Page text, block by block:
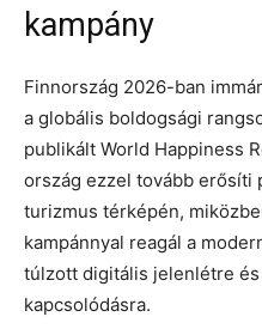
kampány
Finnország 2026-ban
a globális boldogsági
publikált World Happiness
ország ezzel tovább erősíti
turizmus térképén,
kampánnyal reagál a
túlzott digitális jelenlétre
kapcsolódásra.